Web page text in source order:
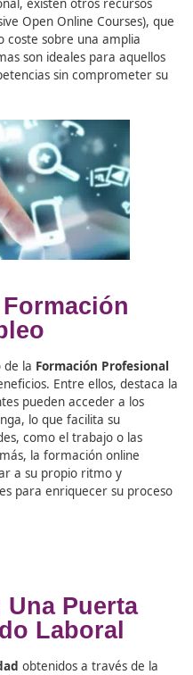
y
opción fundamental
y mantenerse
Además de los
existen otros
Open Online
bajo coste sobre una
sin
Formación
de laFormación
beneficios. Entre ellos,